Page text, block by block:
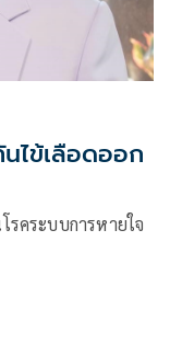
ไข้เลือดออก
คระบบการหายใจ